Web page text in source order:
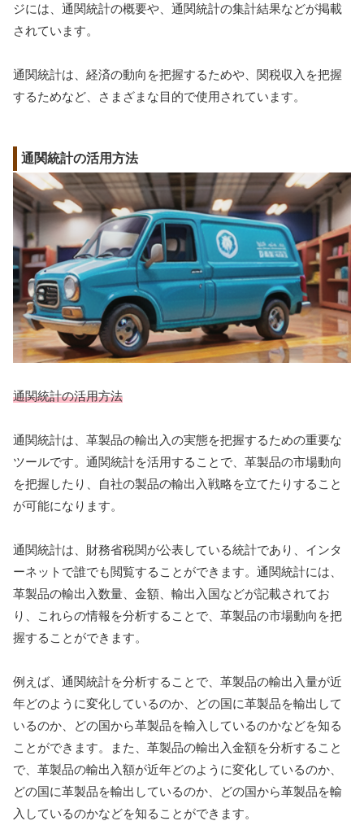
ジには、通関統計の概要や、通関統計の集計結果などが掲載
されています。
通関統計は、経済の動向を把握するためや、関税収入を把握
するためなど、さまざまな目的で使用されています。
通関統計の活用方法
通関統計の活用方法
通関統計は、革製品の輸出入の実態を把握するための重要な
ツールです。通関統計を活用することで、革製品の市場動向
を把握したり、自社の製品の輸出入戦略を立てたりすること
が可能になります。
通関統計は、財務省税関が公表している統計であり、インタ
ーネットで誰でも閲覧することができます。通関統計には、
革製品の輸出入数量、金額、輸出入国などが記載されてお
り、これらの情報を分析することで、革製品の市場動向を把
握することができます。
例えば、通関統計を分析することで、革製品の輸出入量が近
年どのように変化しているのか、どの国に革製品を輸出して
いるのか、どの国から革製品を輸入しているのかなどを知る
ことができます。また、革製品の輸出入金額を分析すること
で、革製品の輸出入額が近年どのように変化しているのか、
どの国に革製品を輸出しているのか、どの国から革製品を輸
入しているのかなどを知ることができます。